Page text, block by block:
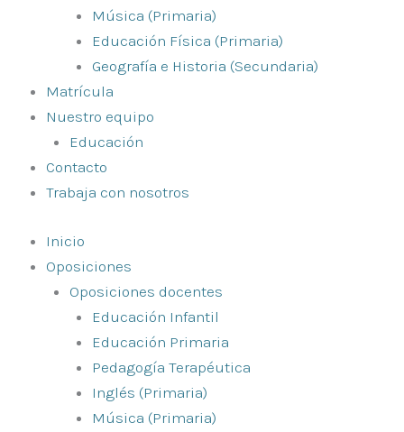
Música (Primaria)
Educación Física (Primaria)
Geografía e Historia (Secundaria)
Matrícula
Nuestro equipo
Educación
Contacto
Trabaja con nosotros
Inicio
Oposiciones
Oposiciones docentes
Educación Infantil
Educación Primaria
Pedagogía Terapéutica
Inglés (Primaria)
Música (Primaria)